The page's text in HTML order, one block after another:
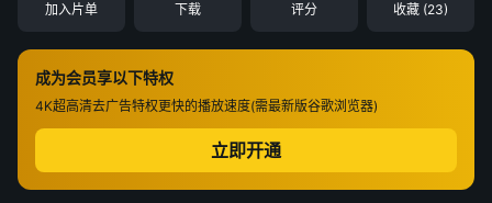
加入片单 下载 评分 收藏 (23)
成为会员享以下特权
4K超高清去广告特权更快的播放速度(需最新版谷歌浏览器)
立即开通